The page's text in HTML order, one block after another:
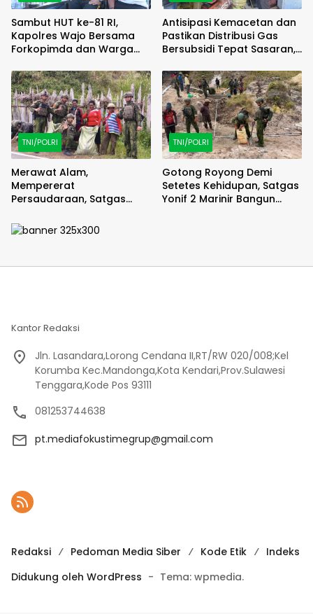
Sambut HUT ke-81 RI,
Kapolres Wajo Bersama
Forkopimda dan Warga
Karung
Antisipasi Kemacetan dan
Pastikan Distribusi Gas
Bersubsidi Tepat Sasaran,
Patroli
TNI/POLRI
Merawat Alam,
Mempererat
Persaudaraan, Satgas
Enarotali Wujudkan Paniai
Bersih, Indonesia Asri
TNI/POLRI
Gotong Royong Demi
Setetes Kehidupan, Satgas
Yonif 2 Marinir Bangun
Kantor Redaksi
Jln. Lasandara,Lorong Cendana II,RT/RW 020/008;Kel
Korumba Kec.Mandonga,Kota Kendari,Prov.Sulawesi
Tenggara,Kode Pos 93111
081253744638
pt.mediafokustimegrup@gmail.com
Redaksi Pedoman Media Siber Kode Etik
Indeks
Didukung oleh WordPress - Tema: wpmedia.